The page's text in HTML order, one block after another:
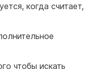
когда считает,
чтобы искать